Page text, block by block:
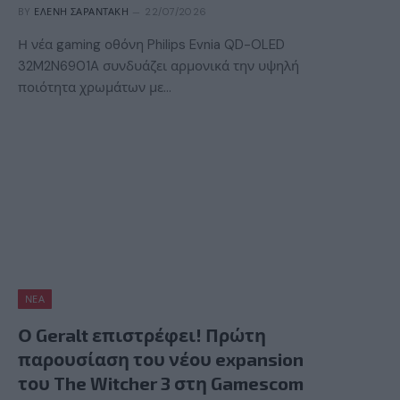
BY ΕΛΈΝΗ ΣΑΡΑΝΤΆΚΗ 22/07/2026
Η νέα gaming οθόνη Philips Evnia QD-OLED
32M2N6901A συνδυάζει αρμονικά την υψηλή
ποιότητα χρωμάτων με…
ΝΈΑ
Ο Geralt επιστρέφει! Πρώτη
παρουσίαση του νέου expansion
του The Witcher 3 στη Gamescom